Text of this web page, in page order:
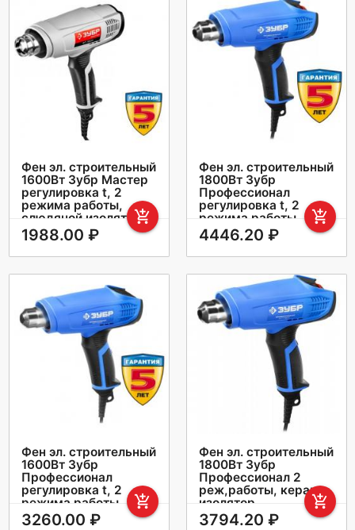
Фен эл. строительный
1600Вт Зубр Мастер
регулировка t, 2
режима работы,
слюдяной изоляторadd_shopping_cart
1988.00 ₽
Фен эл. строительный
1800Вт Зубр
Профессионал
регулировка t, 2
режима работы,
керам изолятор кейс
add_shopping_cart
4446.20 ₽
Фен эл. строительный
1600Вт Зубр
Профессионал
регулировка t, 2
режима работы,
керам изолятор
add_shopping_cart
3260.00 ₽
Фен эл. строительный
1800Вт Зубр
Профессионал 2
реж,работы, керам
изолятор
add_shopping_cart
3794.20 ₽